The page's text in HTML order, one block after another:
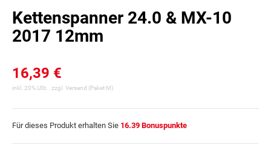
Kettenspanner 24.0 & MX-10
2017 12mm
16,39 €
inkl. 20% USt. , zzgl. Versand (Paket M)
Für dieses Produkt erhalten Sie 16.39 Bonuspunkte